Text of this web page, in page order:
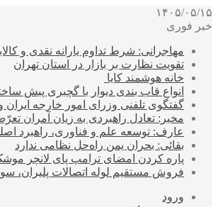
۱۴۰۵/۰۵/۱۵
خبر فوری
مهاجرانی: شرط تداوم یارانه نقدی و
تقویت نظارت بر بازار در استان تهران
خانه هوشمند کایا
انواع قاب بندی دیوار با گچبری پیش
گفتگوی تلفنی وزرای امور خارجه ایران
مخبر: تعادل راهبردی به زیان آمران
عارف: توسعه علم و فناوری، راهبرد
بقائی: بحران یمن راه‌حل نظامی ندارد
پاره کردن امضای ترامپ پای لانچر
فروش مستقیم لوله اتصالات پلیران،
ورود